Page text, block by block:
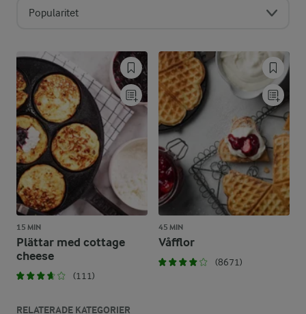
Popularitet
15 MIN
Plättar med cottage
cheese
(111)
45 MIN
Våfflor
(8671)
RELATERADE KATEGORIER